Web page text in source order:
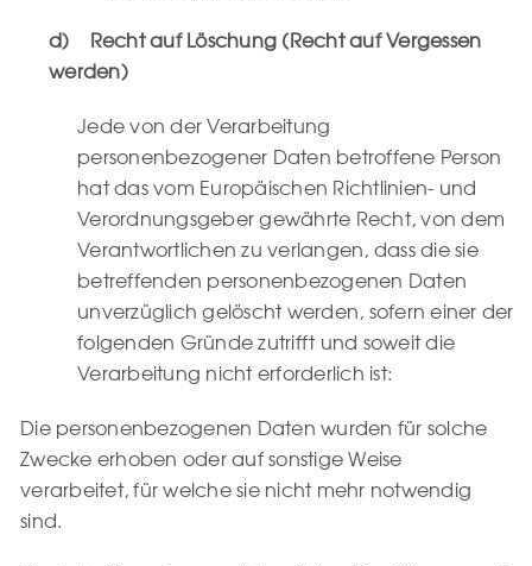
d) Recht auf Löschung (Recht auf Vergessen
werden)
Jede von der Verarbeitung
personenbezogener Daten betroffene Person
hat das vom Europäischen Richtlinien- und
Verordnungsgeber gewährte Recht, von dem
Verantwortlichen zu verlangen, dass die sie
betreffenden personenbezogenen Daten
unverzüglich gelöscht werden, sofern einer der
folgenden Gründe zutrifft und soweit die
Verarbeitung nicht erforderlich ist:
Die personenbezogenen Daten wurden für solche
Zwecke erhoben oder auf sonstige Weise
verarbeitet, für welche sie nicht mehr notwendig
sind.